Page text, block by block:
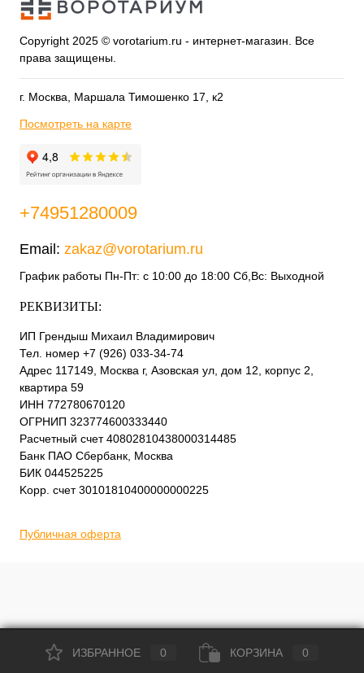
Copyright 2025 © vorotarium.ru - интернет-магазин. Все
права защищены.
г. Москва, Маршала Тимошенко 17, к2
Посмотреть на карте
+74951280009
Email: zakaz@vorotarium.ru
График работы Пн-Пт: с 10:00 до 18:00 Сб,Вс: Выходной
РЕКВИЗИТЫ:
ИП Грендыш Михаил Владимирович
Тел. номер +7 (926) 033-34-74
Адрес 117149, Москва г, Азовская ул, дом 12, корпус 2,
квартира 59
ИНН 772780670120
ОГРНИП 323774600333440
Расчетный счет 40802810438000314485
Банк ПАО Сбербанк, Москва
БИК 044525225
Kорр. счет 30101810400000000225
Публичная оферта
ИЗБРАННОЕ 0 КОРЗИНА 0